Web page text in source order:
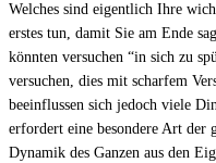
Welches sind eigentlich Ihre
erstes tun, damit Sie am Ende
könnten versuchen “in sich zu
versuchen, dies mit scharfem
beeinflussen sich jedoch viele
erfordert eine besondere Art der
Dynamik des Ganzen aus den